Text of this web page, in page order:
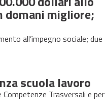
domani migliore;
all’impegno sociale; due
scuola lavoro
Trasversali e per